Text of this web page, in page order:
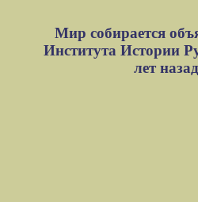
Мир собирается
Института Истории
лет